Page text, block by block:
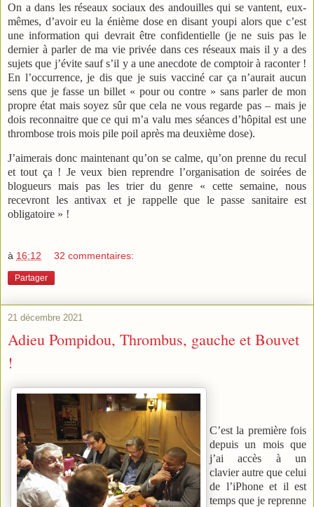
On a dans les réseaux sociaux des andouilles qui se vantent, eux-
mêmes, d’avoir eu la énième dose en disant youpi alors que c’est
une information qui devrait être confidentielle (je ne suis pas le
dernier à parler de ma vie privée dans ces réseaux mais il y a des
sujets que j’évite sauf s’il y a une anecdote de comptoir à raconter !
En l’occurrence, je dis que je suis vacciné car ça n’aurait aucun
sens que je fasse un billet « pour ou contre » sans parler de mon
propre état mais soyez sûr que cela ne vous regarde pas – mais je
dois reconnaitre que ce qui m’a valu mes séances d’hôpital est une
thrombose trois mois pile poil après ma deuxième dose).
J’aimerais donc maintenant qu’on se calme, qu’on prenne du recul
et tout ça ! Je veux bien reprendre l’organisation de soirées de
blogueurs mais pas les trier du genre « cette semaine, nous
recevront les antivax et je rappelle que le passe sanitaire est
obligatoire » !
à 16:12 32 commentaires:
Partager
21 décembre 2021
Adieu Pompidou, Thrombus, gauche et Bouvet
!
C’est la première fois
depuis un mois que
j’ai accès à un
clavier autre que celui
de l’iPhone et il est
temps que je reprenne